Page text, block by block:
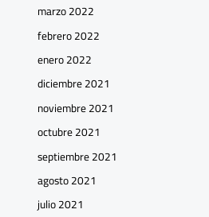
marzo 2022
febrero 2022
enero 2022
diciembre 2021
noviembre 2021
octubre 2021
septiembre 2021
agosto 2021
julio 2021